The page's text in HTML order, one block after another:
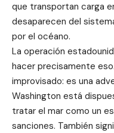
que transportan carga
desaparecen del
por el océano.
La operación
hacer precisamente
improvisado: es una
Washington está
tratar el mar como un
sanciones. También